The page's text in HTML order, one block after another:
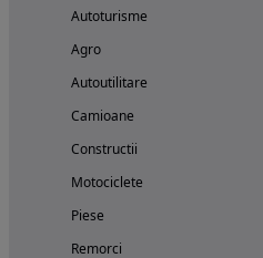
Autoturisme
Agro
Autoutilitare
Camioane
Constructii
Motociclete
Piese
Remorci